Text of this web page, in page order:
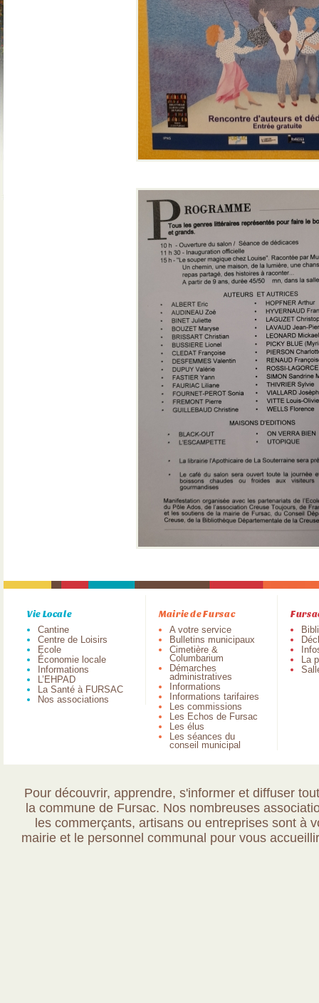
Vie Locale
Cantine
Centre de Loisirs
Ecole
Économie locale
Informations
L’EHPAD
La Santé à FURSAC
Nos associations
Mairie de Fursac
A votre service
Bulletins municipaux
Cimetière &
Columbarium
Démarches
administratives
Informations
Informations tarifaires
Les commissions
Les Echos de Fursac
Les élus
Les séances du
conseil municipal
La
Pour découvrir, apprendre, s'informer et diffuser
la commune de Fursac. Nos nombreuses
les commerçants, artisans ou entreprises sont à
mairie et le personnel communal pour vous